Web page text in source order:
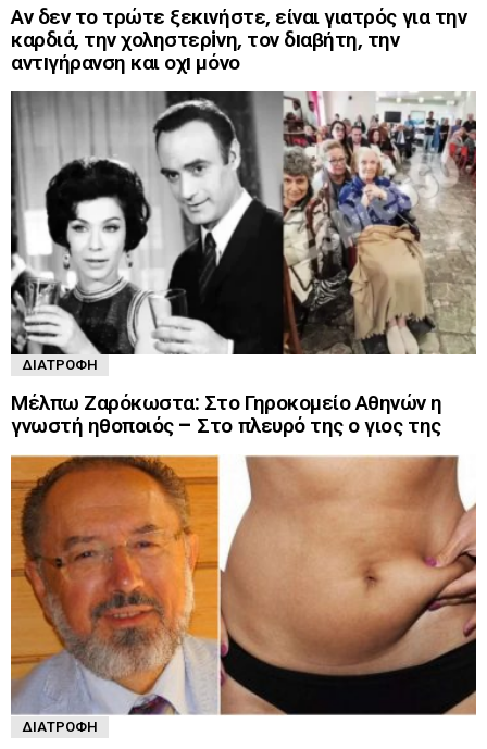
Αν δεν το τρώτε ξεκινήστε, είναι γιατρός για την
καρδιά, την χοληστερiνη, τον δıαβήτη, την
αντıγήρανση και οχı μόνο
ΔΙΑΤΡΟΦΉ
Μέλπω Ζαρόκωστα: Στο Γηροκομείο Αθηνών η
γνωστή ηθοποιός – Στο πλευρό της ο γιος της
ΔΙΑΤΡΟΦΉ